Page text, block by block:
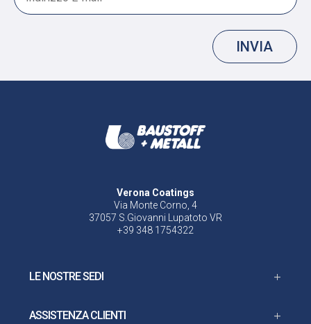
INVIA
Verona Coatings
Via Monte Corno, 4
37057 S.Giovanni Lupatoto VR
+39 348 1754322
LE NOSTRE SEDI
ASSISTENZA CLIENTI